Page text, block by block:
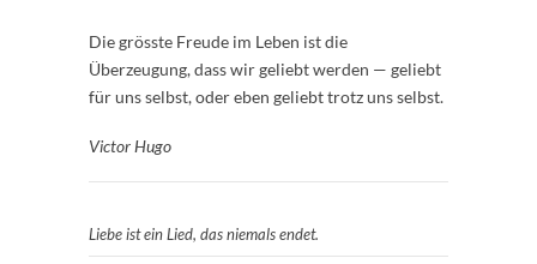
Die grösste Freude im Leben ist die
Überzeugung, dass wir geliebt werden — geliebt
für uns selbst, oder eben geliebt trotz uns selbst.
Victor Hugo
Liebe ist ein Lied, das niemals endet.